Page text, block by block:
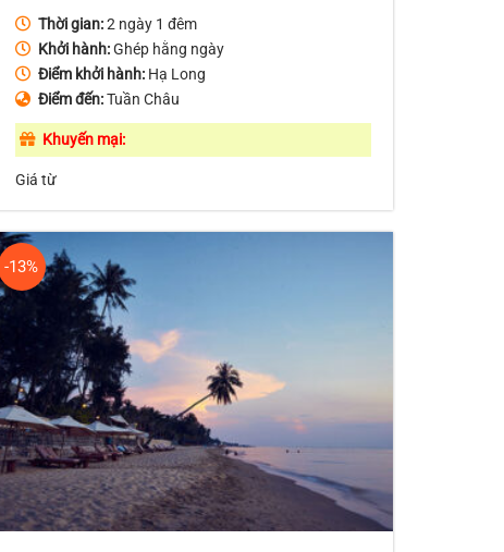
Thời gian:2 ngày 1 đêm
Khởi hành:Ghép hằng ngày
Điểm khởi hành: Hạ Long
Điểm đến:Tuần Châu
Khuyến mại:
Giá từ
-13%